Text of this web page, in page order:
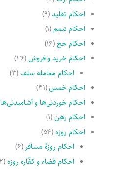
احکام تقلید(۹)
احکام تیمم(۱)
احکام حج (۱۶)
احکام خرید و فروش(۳۶)
احکام معامله سلف(۳)
احکام خمس(۴۱)
احکام خوردنی‌ها و آشامیدنی‌ها
احکام رهن(۱)
احکام روزه(۵۴)
احکام روزۀ مسافر (۶)
احکام قضاء و کفّاره روزه(۱۲)